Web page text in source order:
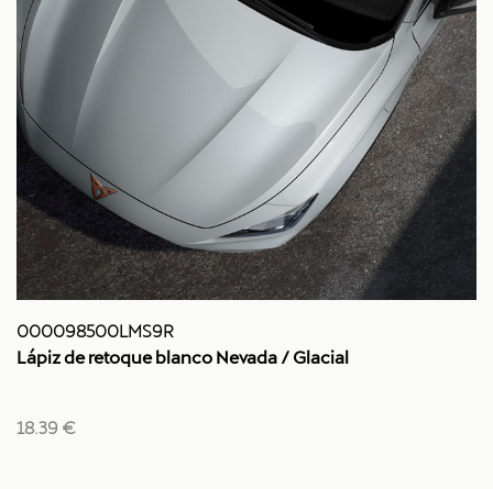
000098500LMS9R
Lápiz de retoque blanco Nevada / Glacial
18.39 €